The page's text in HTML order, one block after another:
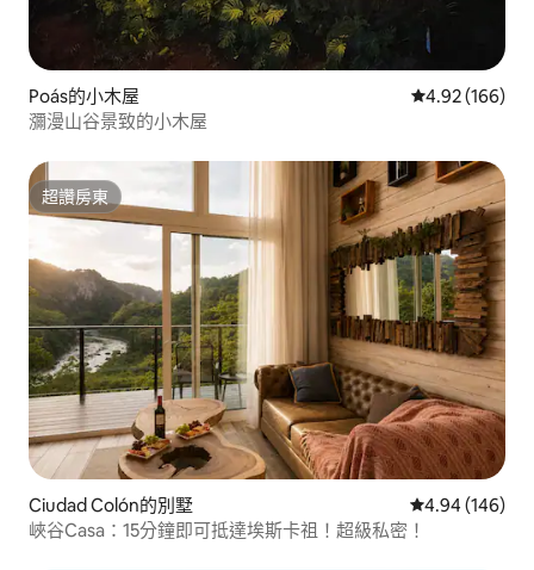
Poás的小木屋 從 166 則評價
4.92 (166)
瀰漫山谷景致的小木屋
超讚房東
超讚房東
Ciudad Colón的別墅 從 146 則評價
4.94 (146)
峽谷Casa：15分鐘即可抵達埃斯卡祖！超級私密！